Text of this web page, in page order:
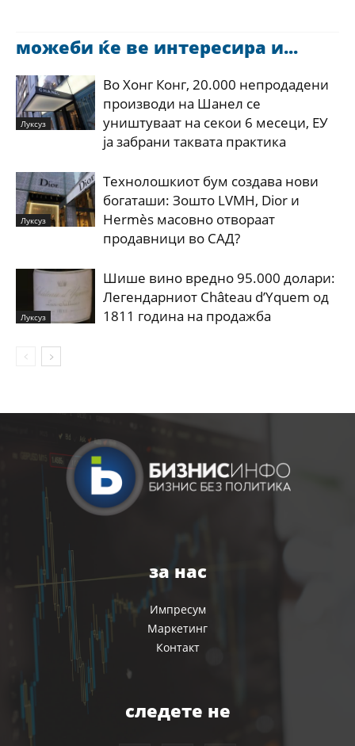
можеби ќе ве интересира и...
Луксуз
Во Хонг Конг, 20.000 непродадени
производи на Шанел се
уништуваат на секои 6 месеци, ЕУ
ја забрани таквата практика
Луксуз
Технолошкиот бум создава нови
богаташи: Зошто LVMH, Dior и
Hermès масовно отвораат
продавници во САД?
Луксуз
Шише вино вредно 95.000 долари:
Легендарниот Château d’Yquem од
1811 година на продажба
за нас
Импресум
Маркетинг
Контакт
следете не